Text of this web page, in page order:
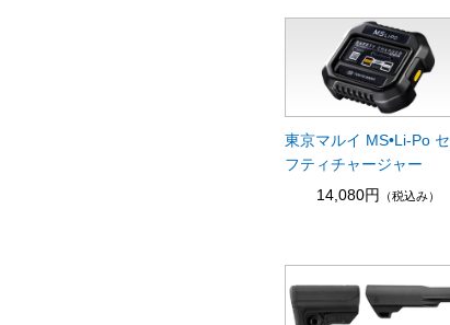
東京マルイ MS•Li-Po
フティチャージャー
14,080円
（税込み）